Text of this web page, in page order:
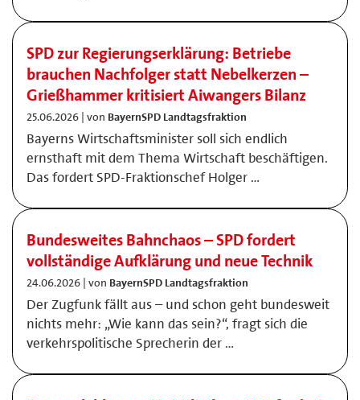
SPD zur Regierungserklärung: Betriebe
brauchen Nachfolger statt Nebelkerzen –
Grießhammer kritisiert Aiwangers Bilanz
25.06.2026 | von BayernSPD Landtagsfraktion
Bayerns Wirtschaftsminister soll sich endlich
ernsthaft mit dem Thema Wirtschaft beschäftigen.
Das fordert SPD-Fraktionschef Holger …
Bundesweites Bahnchaos – SPD fordert
vollständige Aufklärung und neue Technik
24.06.2026 | von BayernSPD Landtagsfraktion
Der Zugfunk fällt aus – und schon geht bundesweit
nichts mehr: „Wie kann das sein?“, fragt sich die
verkehrspolitische Sprecherin der …